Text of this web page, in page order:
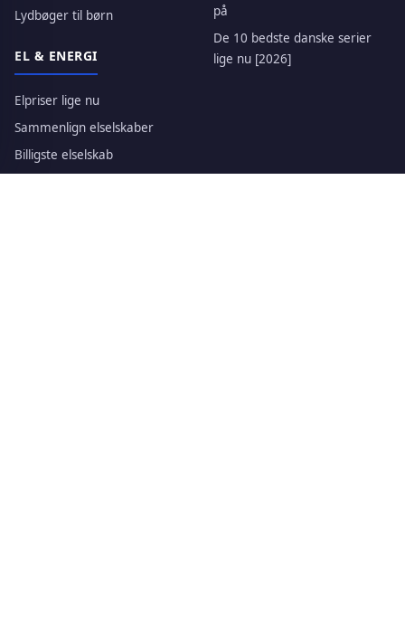
Lydbøger til børn
EL & ENERGI
Elpriser lige nu
Sammenlign elselskaber
Billigste elselskab
på
De 10 bedste danske serier
lige nu [2026]